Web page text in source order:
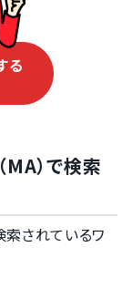
る
MA）で検索
索されているワ